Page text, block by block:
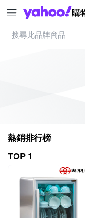
熱銷排行榜
TOP 1